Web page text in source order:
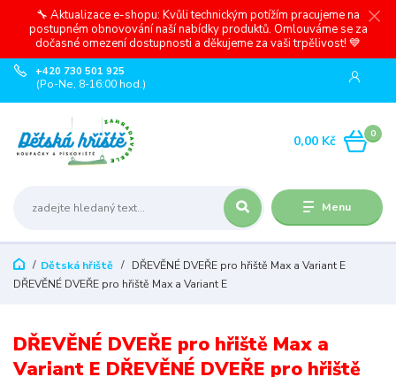
🔧 Aktualizace e-shopu: Kvůli technickým potížím pracujeme na
postupném obnovování naší nabídky produktů. Omlouváme se za
dočasné omezení dostupnosti a děkujeme za vaši trpělivost! 💙
Menu
+420 730 501 925
(Po-Ne, 8-16:00 hod.)
0
0,00 Kč
Dětská hřiště
DŘEVĚNÉ DVEŘE pro hřiště Max a Variant E
DŘEVĚNÉ DVEŘE pro hřiště Max a Variant E
DŘEVĚNÉ DVEŘE pro hřiště Max a
Variant E DŘEVĚNÉ DVEŘE pro hřiště